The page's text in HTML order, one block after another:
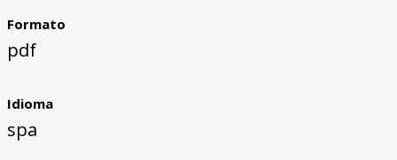
Formato
pdf
Idioma
spa